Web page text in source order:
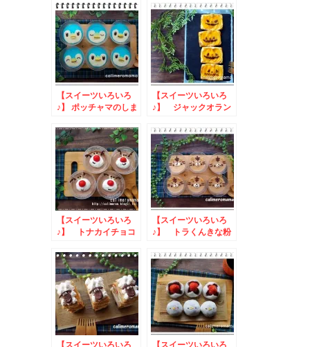
【スイーツいろいろ
♪】 ポッチャマのしま
【スイーツいろいろ
♪】 ジャックオラン
【スイーツいろいろ
♪】 トナカイチョコ
【スイーツいろいろ
♪】 トラくんきな粉
【スイーツいろいろ
【スイーツいろいろ